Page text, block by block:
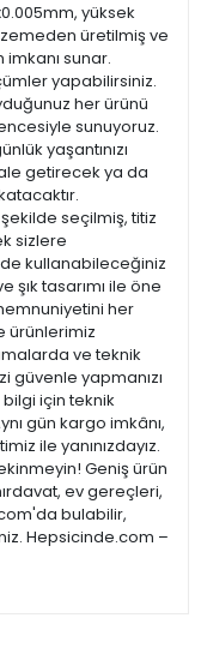
yüksek
üretilmiş ve
imkanı sunar.
yapabilirsiniz.
her ürünü
sunuyoruz.
yaşantınızı
getirecek ya da
seçilmiş, titiz
sizlere
kullanabileceğiniz
şık tasarımı ile öne
her
ürünlerimiz
ve teknik
güvenle yapmanızı
için teknik
gün kargo imkânı,
ile yanınızdayız.
Geniş ürün
ev gereçleri,
bulabilir,
Hepsicinde.com –